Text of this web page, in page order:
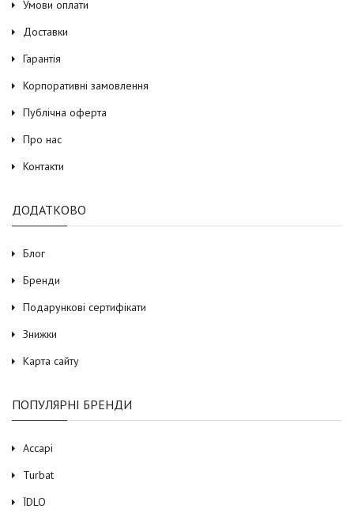
Умови оплати
Доставки
Гарантія
Корпоративні замовлення
Публічна оферта
Про нас
Контакти
ДОДАТКОВО
Блог
Бренди
Подарункові сертифікати
Знижки
Карта сайту
ПОПУЛЯРНІ БРЕНДИ
Accapi
Turbat
ЇDLO